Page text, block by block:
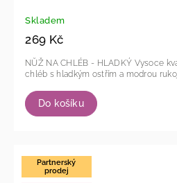
Skladem
269 Kč
Do košíku
NŮŽ NA CHLÉB - HLADKÝ Vysoce kvalitní nůž na
Partnerský
prodej